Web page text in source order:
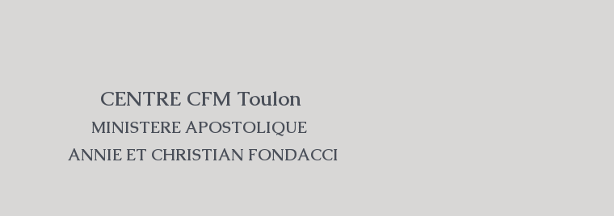
CENTRE CFM Toulon
MINISTERE APOSTOLIQUE
ANNIE ET CHRISTIAN FONDACCI